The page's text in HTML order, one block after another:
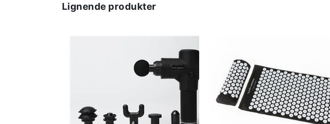
Lignende produkter